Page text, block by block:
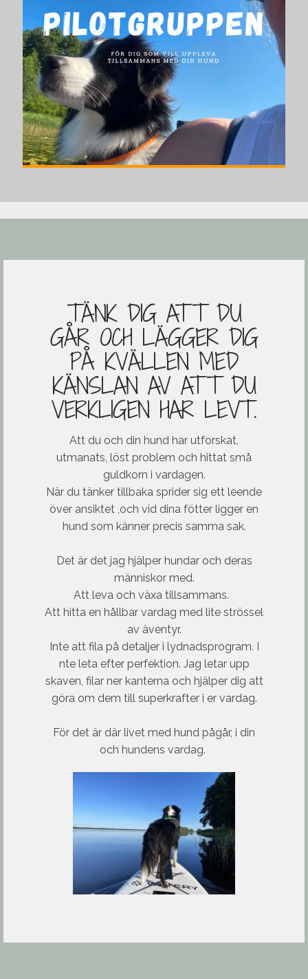
TÄNK DIG ATT DU
GÅR OCH LÄGGER DIG
PÅ KVÄLLEN MED
KÄNSLAN AV ATT DU
VERKLIGEN HAR LEVT.
Att du och din hund har utforskat,
utmanats, löst problem och hittat små
guldkorn i vardagen.
När du tänker tillbaka sprider sig ett leende
över ansiktet ,och vid dina fötter ligger en
hund som känner precis samma sak.
Det är det jag hjälper hundar och deras
människor med.
Att leva och växa tillsammans.
Att hitta en hållbar vardag med lite strössel
av äventyr.
Inte att fila på detaljer i lydnadsprogram. I
nte leta efter perfektion. Jag letar upp
skaven, filar ner kanterna och hjälper dig att
göra om dem till superkrafter i er vardag.
För det är där livet med hund pågår, i din
och hundens vardag.